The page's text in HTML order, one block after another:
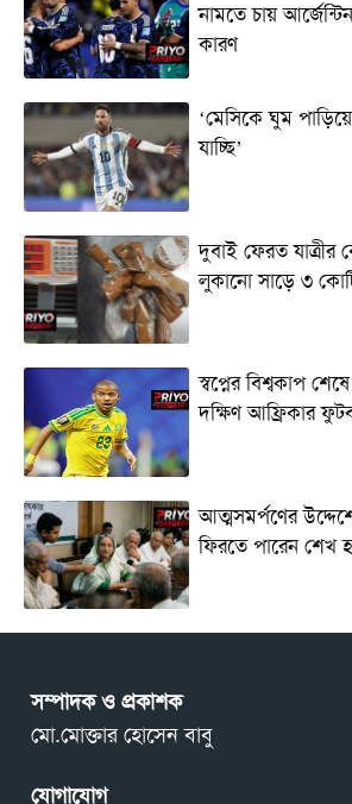
নামতে চায়
কারণ
‘মেসিকে ঘুম
যাচ্ছি’
দুবাই ফেরত যাত্রীর
লুকানো সাড়ে ৩ কোটি
স্বপ্নের বিশ্বকাপ
দক্ষিণ আফ্রিকার
আত্মসমর্পণের
ফিরতে পারেন শেখ
সম্পাদক ও প্রকাশক
মো.মোক্তার হোসেন বাবু
যোগাযোগ